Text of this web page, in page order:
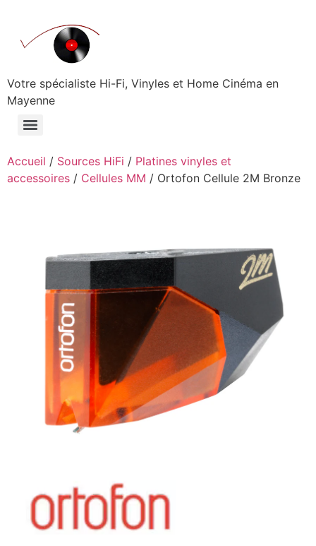
contenu
Votre spécialiste Hi-Fi, Vinyles et Home Cinéma en
Mayenne
Accueil / Sources HiFi / Platines vinyles et
accessoires / Cellules MM / Ortofon Cellule 2M Bronze